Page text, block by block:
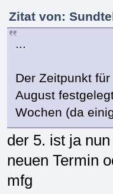
Zitat von:
...
Der Zeitpunkt
August
Wochen (da
der 5. ist ja
neuen Termin
mfg